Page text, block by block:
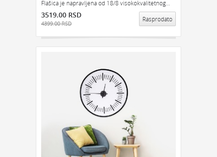
Flašica je napravljena od 18/8 visokokvalitetnog...
3519.00 RSD
4399.00 RSD
Rasprodato